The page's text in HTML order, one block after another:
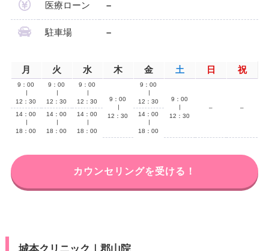
医療ローン –
駐車場 –
月 火 水 木 金 土 日 祝
9：00
12：30
9：00
12：30
9：00
12：30
9：00
12：30
9：00
12：30
9：00
12：30
–
–
14：00
18：00
14：00
18：00
14：00
18：00
14：00
18：00
カウンセリングを受ける！
城本クリニック｜郡山院